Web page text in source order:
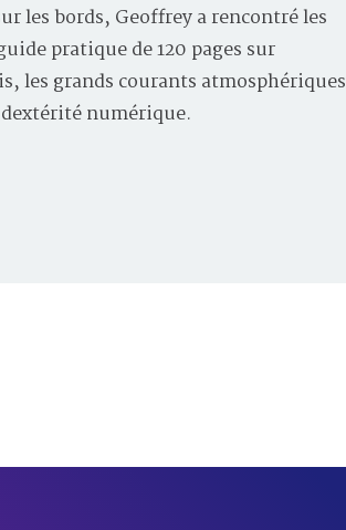
les bords, Geoffrey a rencontré les
pratique de 120 pages sur
les grands courants atmosphériques
numérique.